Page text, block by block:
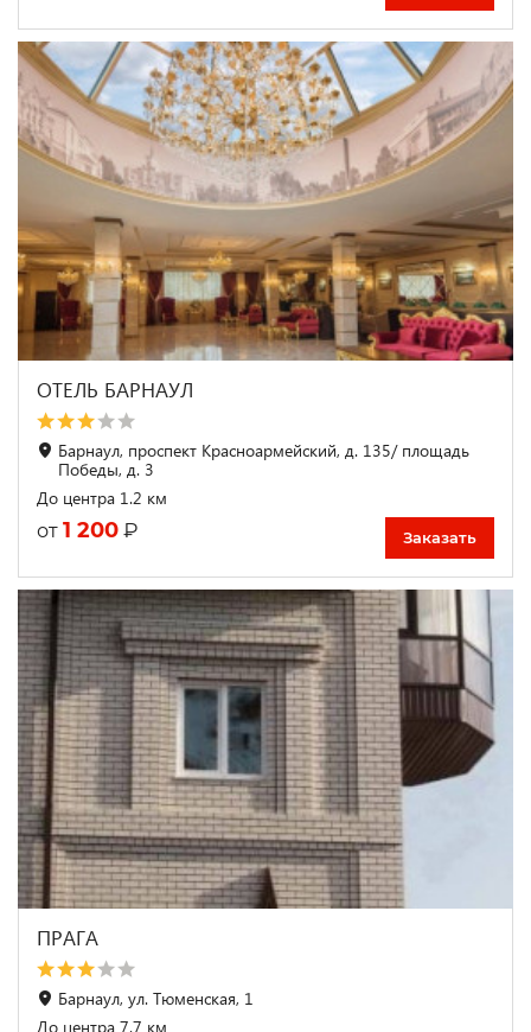
ОТЕЛЬ БАРНАУЛ
Барнаул, проспект Красноармейский, д. 135/ площадь
Победы, д. 3
До центра 1.2 км
от 1 200 ₽ Заказать
ПРАГА
Барнаул, ул. Тюменская, 1
До центра 7.7 км